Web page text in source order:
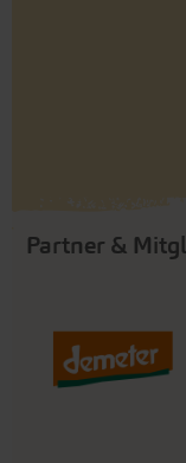
Partner &